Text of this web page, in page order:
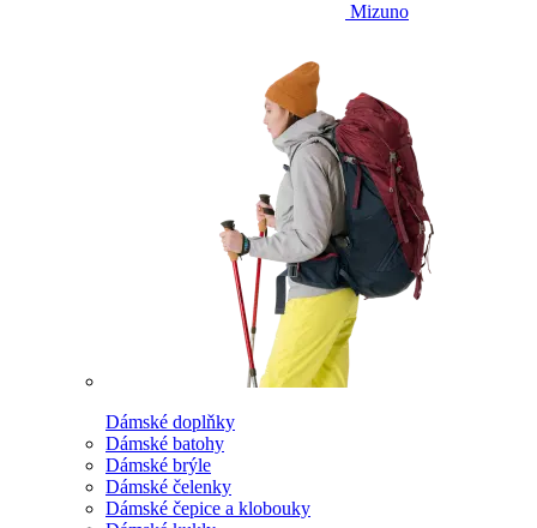
Mizuno
Dámské doplňky
Dámské batohy
Dámské brýle
Dámské čelenky
Dámské čepice a klobouky